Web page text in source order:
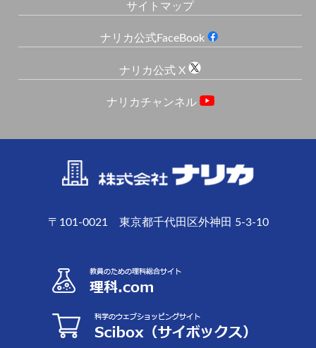
サイトマップ
ナリカ公式FaceBook
ナリカ公式 X
ナリカチャンネル
〒101-0021 東京都千代田区外神田 5-3-10